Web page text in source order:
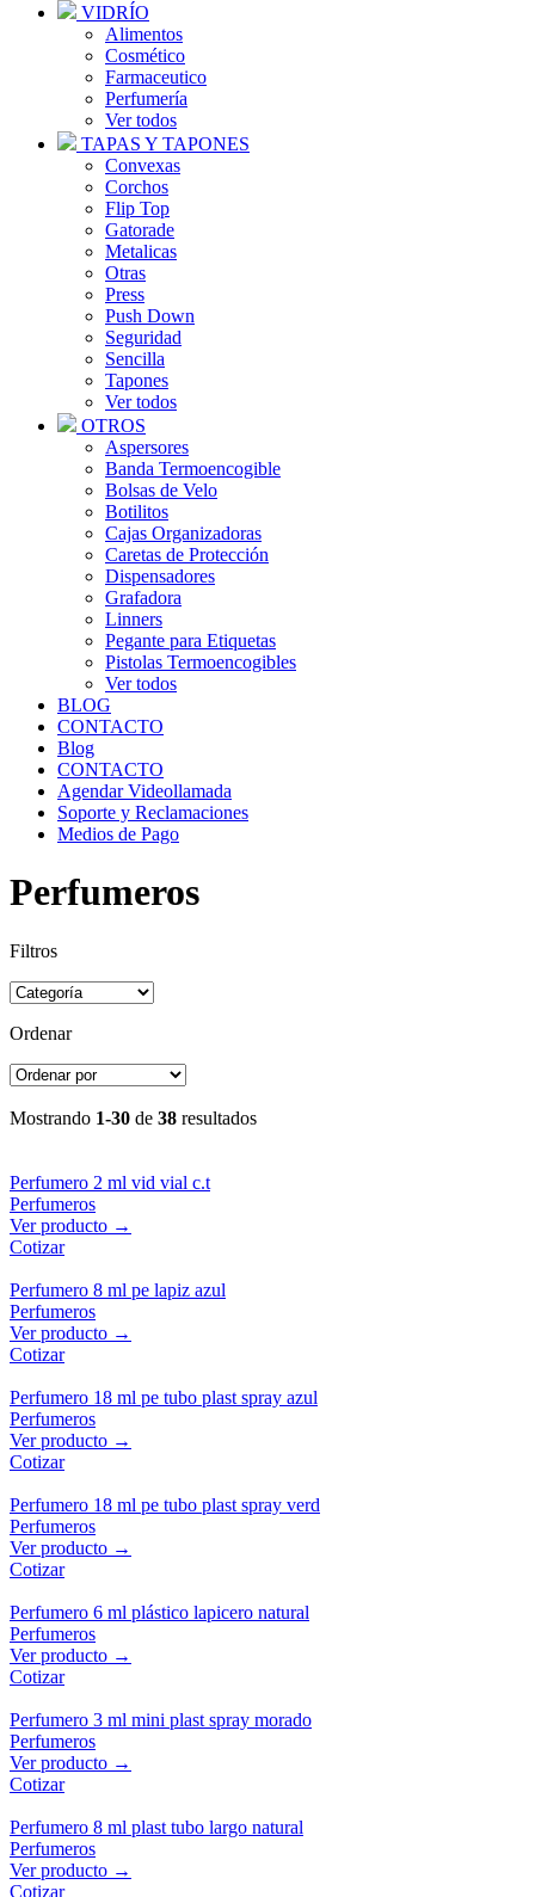
VIDRÍO
Alimentos
Cosmético
Farmaceutico
Perfumería
Ver todos
TAPAS Y TAPONES
Convexas
Corchos
Flip Top
Gatorade
Metalicas
Otras
Press
Push Down
Seguridad
Sencilla
Tapones
Ver todos
OTROS
Aspersores
Banda Termoencogible
Bolsas de Velo
Botilitos
Cajas Organizadoras
Caretas de Protección
Dispensadores
Grafadora
Linners
Pegante para Etiquetas
Pistolas Termoencogibles
Ver todos
BLOG
CONTACTO
Blog
CONTACTO
Agendar Videollamada
Soporte y Reclamaciones
Medios de Pago
Perfumeros
Filtros
Ordenar
Mostrando 1-30 de 38 resultados
Perfumero 2 ml vid vial c.t
Perfumeros
Ver producto →
Cotizar
Perfumero 8 ml pe lapiz azul
Perfumeros
Ver producto →
Cotizar
Perfumero 18 ml pe tubo plast spray azul
Perfumeros
Ver producto →
Cotizar
Perfumero 18 ml pe tubo plast spray verd
Perfumeros
Ver producto →
Cotizar
Perfumero 6 ml plástico lapicero natural
Perfumeros
Ver producto →
Cotizar
Perfumero 3 ml mini plast spray morado
Perfumeros
Ver producto →
Cotizar
Perfumero 8 ml plast tubo largo natural
Perfumeros
Ver producto →
Cotizar